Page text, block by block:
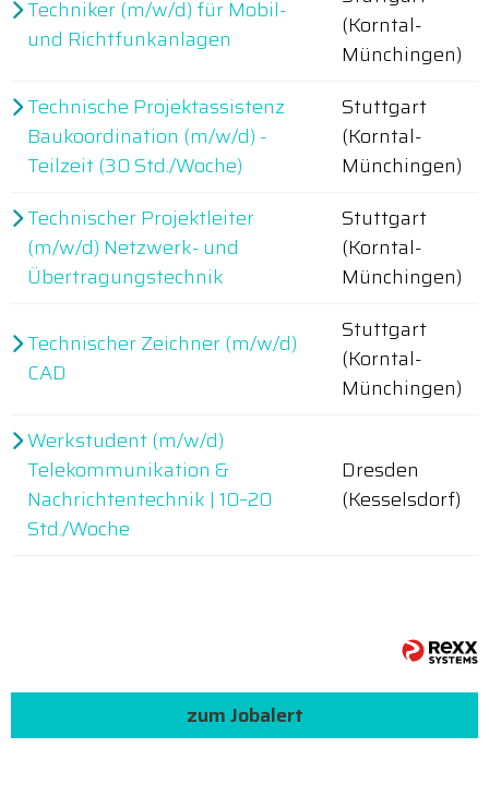
Techniker (m/w/d) für Mobil-
und Richtfunkanlagen
(Korntal-
Münchingen)
Technische Projektassistenz
Baukoordination (m/w/d) -
Teilzeit (30 Std./Woche)
Stuttgart
(Korntal-
Münchingen)
Technischer Projektleiter
(m/w/d) Netzwerk- und
Übertragungstechnik
Stuttgart
(Korntal-
Münchingen)
Technischer Zeichner (m/w/d)
CAD
Stuttgart
(Korntal-
Münchingen)
Werkstudent (m/w/d)
Telekommunikation &
Nachrichtentechnik | 10–20
Std./Woche
Dresden
(Kesselsdorf)
zum Jobalert